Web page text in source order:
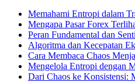
Memahami Entropi dalam
Mengapa Pasar Forex
Peran Fundamental dan
Algoritma dan Kecepatan
Cara Membaca Chaos
Mengelola Entropi dengan
Dari Chaos ke Konsistensi: